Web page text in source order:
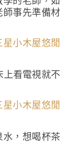
事先準備材
看電視就不
，想喝杯茶